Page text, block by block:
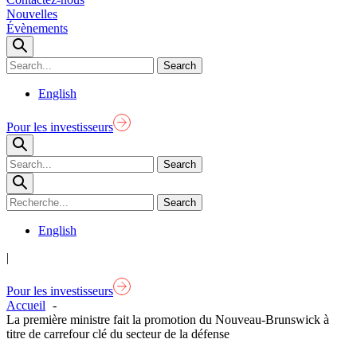
Nouvelles
Évènements
English
Pour les investisseurs
English
|
Pour les investisseurs
Accueil
La première ministre fait la promotion du Nouveau-Brunswick à
titre de carrefour clé du secteur de la défense